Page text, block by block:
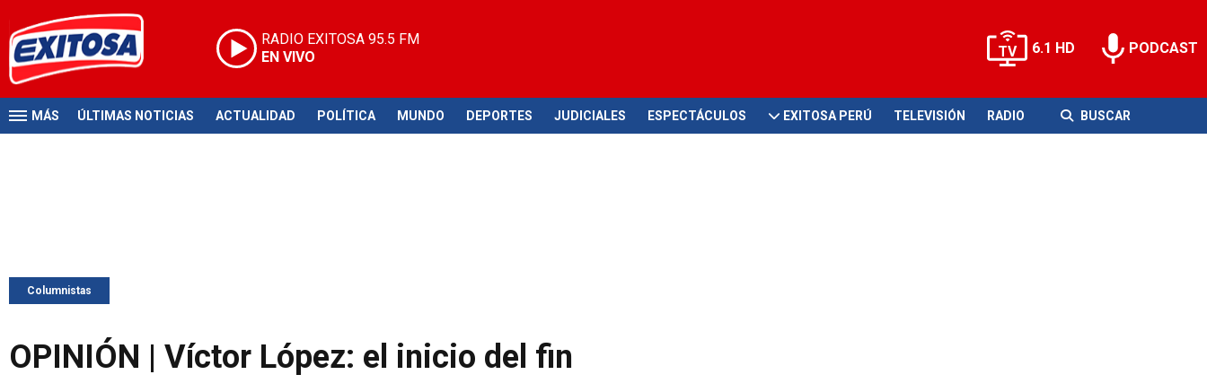
RADIO EXITOSA 95.5 FM
EN VIVO
6.1 HD PODCAST
MÁS ÚLTIMAS NOTICIAS ACTUALIDAD POLÍTICA MUNDO DEPORTES JUDICIALES ESPECTÁCULOS EXITOSA PERÚ TELEVISIÓN RADIO BUSCAR
Columnistas
OPINIÓN | Víctor López: el inicio del fin